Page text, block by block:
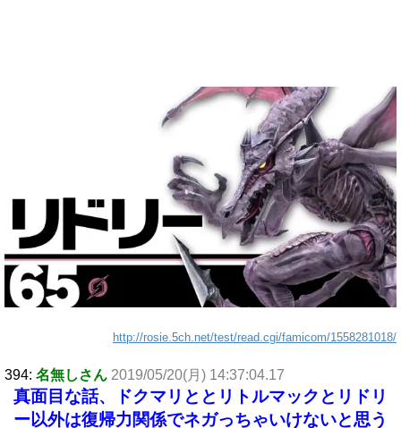
http://rosie.5ch.net/test/read.cgi/famicom/1558281018/
394: 名無しさん 2019/05/20(月) 14:37:04.17
真面目な話、ドクマリととリトルマックとリドリ
ー以外は復帰力関係でネガっちゃいけないと思う